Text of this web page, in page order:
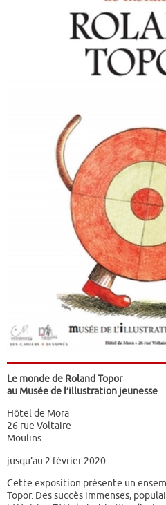
Le monde de Roland Topor
au Musée de l’illustration jeunesse
Hôtel de Mora
26 rue Voltaire
Moulins
jusqu’au 2 février 2020
Cette exposition présente un
Topor. Des succès immenses,